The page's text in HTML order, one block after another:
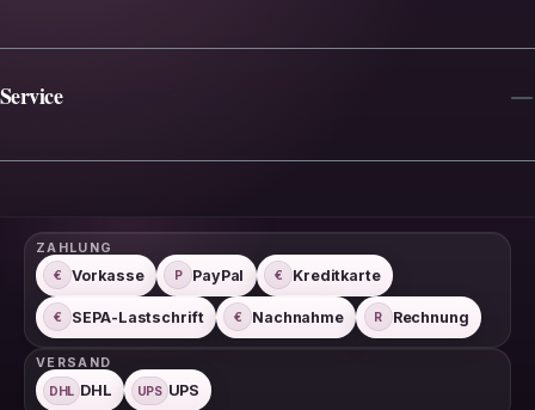
Service
ZAHLUNG
€ Vorkasse P PayPal € Kreditkarte
€ SEPA-Lastschrift € Nachnahme R Rechnung
VERSAND
DHL DHL UPS UPS